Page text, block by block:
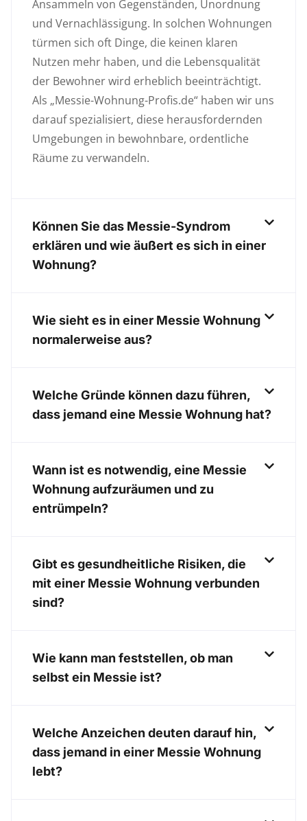
Ansammeln von Gegenständen, Unordnung
und Vernachlässigung. In solchen Wohnungen
türmen sich oft Dinge, die keinen klaren
Nutzen mehr haben, und die Lebensqualität
der Bewohner wird erheblich beeinträchtigt.
Als „Messie-Wohnung-Profis.de“ haben wir uns
darauf spezialisiert, diese herausfordernden
Umgebungen in bewohnbare, ordentliche
Räume zu verwandeln.
Können Sie das Messie-Syndrom
erklären und wie äußert es sich in einer
Wohnung?
Wie sieht es in einer Messie Wohnung
normalerweise aus?
Welche Gründe können dazu führen,
dass jemand eine Messie Wohnung hat?
Wann ist es notwendig, eine Messie
Wohnung aufzuräumen und zu
entrümpeln?
Gibt es gesundheitliche Risiken, die
mit einer Messie Wohnung verbunden
sind?
Wie kann man feststellen, ob man
selbst ein Messie ist?
Welche Anzeichen deuten darauf hin,
dass jemand in einer Messie Wohnung
lebt?